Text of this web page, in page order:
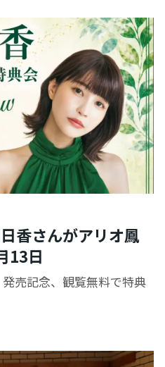
香さんがアリオ鳳
13日
売記念、観覧無料で特典